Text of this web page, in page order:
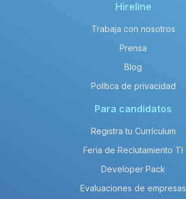
Hireline
Trabaja con nosotros
Prensa
Blog
Política de privacidad
Para candidatos
Registra tu Currículum
Feria de Reclutamiento TI
Developer Pack
Evaluaciones de empresas